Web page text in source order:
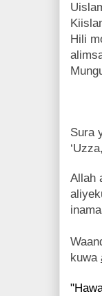
Hili
Sura
Allah
kuwa